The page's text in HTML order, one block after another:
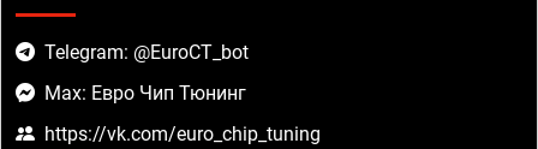
Telegram: @EuroCT_bot
Max: Евро Чип Тюнинг
https://vk.com/euro_chip_tuning